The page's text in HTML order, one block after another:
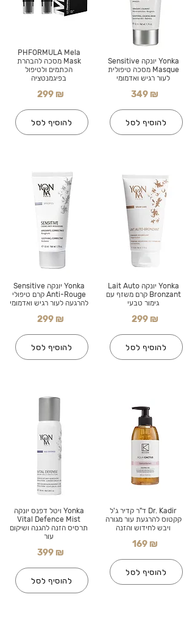
PHFORMULA Mela
Mask מסכה להבהרת
הכתמים ולטיפול
בפיגמנטציה
299 ₪
להוסיף לסל
Yonka יונקה Sensitive
Anti-Rouge קרם טיפולי
להרגעה לעור רגיש ואדמומי
299 ₪
להוסיף לסל
Yonka ויטל דפנס יונקה
Vital Defence Mist
תרסיס הזנה להגנה ושיקום
עור
399 ₪
להוסיף לסל
Yonka יונקה Sensitive
Masque מסכה טיפולית
לעור רגיש ואדמומי
349 ₪
להוסיף לסל
Yonka יונקה Lait Auto
Bronzant קרם משזף עם
גימור טבעי
299 ₪
להוסיף לסל
Dr. Kadir ד"ר קדיר ג'ל
קקטוס להרגעת עור מגורה
ויבש לחידוש והזנה
169 ₪
להוסיף לסל